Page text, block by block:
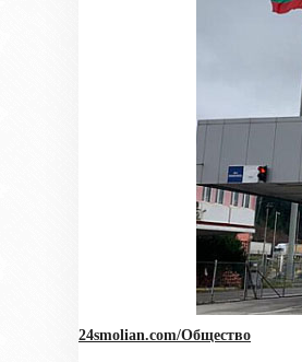
24smolian.com/Общество